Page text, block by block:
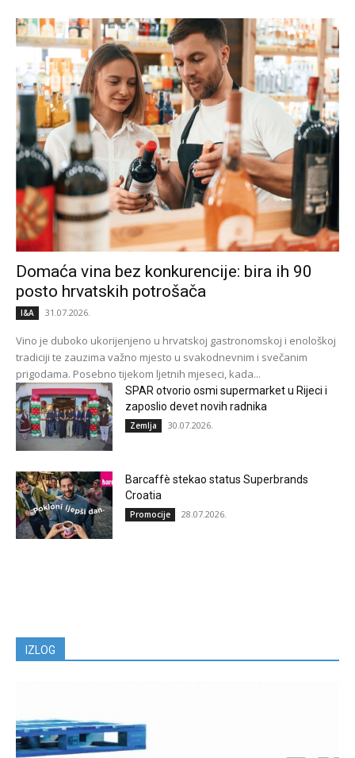
Domaća vina bez konkurencije: bira ih 90
posto hrvatskih potrošača
I&A 31.07.2026.
Vino je duboko ukorijenjeno u hrvatskoj gastronomskoj i enološkoj
tradiciji te zauzima važno mjesto u svakodnevnim i svečanim
prigodama. Posebno tijekom ljetnih mjeseci, kada...
SPAR otvorio osmi supermarket u Rijeci i
zaposlio devet novih radnika
Zemlja 30.07.2026.
Barcaffè stekao status Superbrands
Croatia
Promocije 28.07.2026.
IZLOG